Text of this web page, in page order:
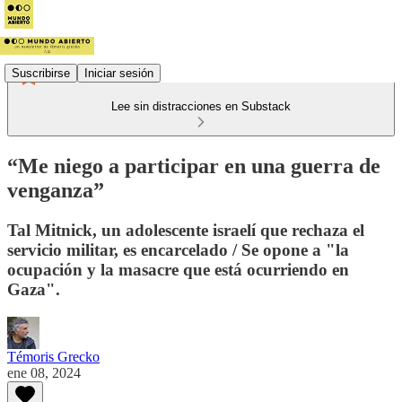
Suscribirse Iniciar sesión
Lee sin distracciones en Substack
“Me niego a participar en una guerra de
venganza”
Tal Mitnick, un adolescente israelí que rechaza el
servicio militar, es encarcelado / Se opone a "la
ocupación y la masacre que está ocurriendo en
Gaza".
Témoris Grecko
ene 08, 2024